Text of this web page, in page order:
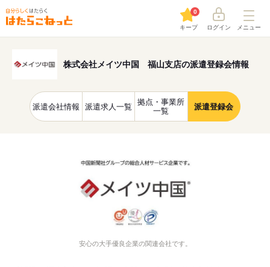
キープ
0
ログイン メニュー
株式会社メイツ中国 福山支店の派遣登録会情報
派遣会社情報 派遣求人一覧
拠点・事業所
一覧
派遣登録会
安心の大手優良企業の関連会社です。